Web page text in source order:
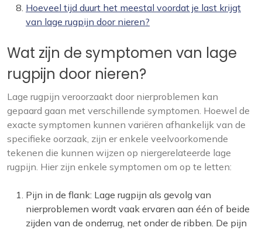
Hoeveel tijd duurt het meestal voordat je last krijgt
van lage rugpijn door nieren?
Wat zijn de symptomen van lage
rugpijn door nieren?
Lage rugpijn veroorzaakt door nierproblemen kan
gepaard gaan met verschillende symptomen. Hoewel de
exacte symptomen kunnen variëren afhankelijk van de
specifieke oorzaak, zijn er enkele veelvoorkomende
tekenen die kunnen wijzen op niergerelateerde lage
rugpijn. Hier zijn enkele symptomen om op te letten:
Pijn in de flank: Lage rugpijn als gevolg van
nierproblemen wordt vaak ervaren aan één of beide
zijden van de onderrug, net onder de ribben. De pijn